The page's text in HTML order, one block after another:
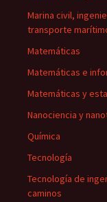
Marina civil,
transporte
Matemáticas
Matemáticas e
Matemáticas y
Nanociencia y
Química
Tecnología
Tecnología de
caminos